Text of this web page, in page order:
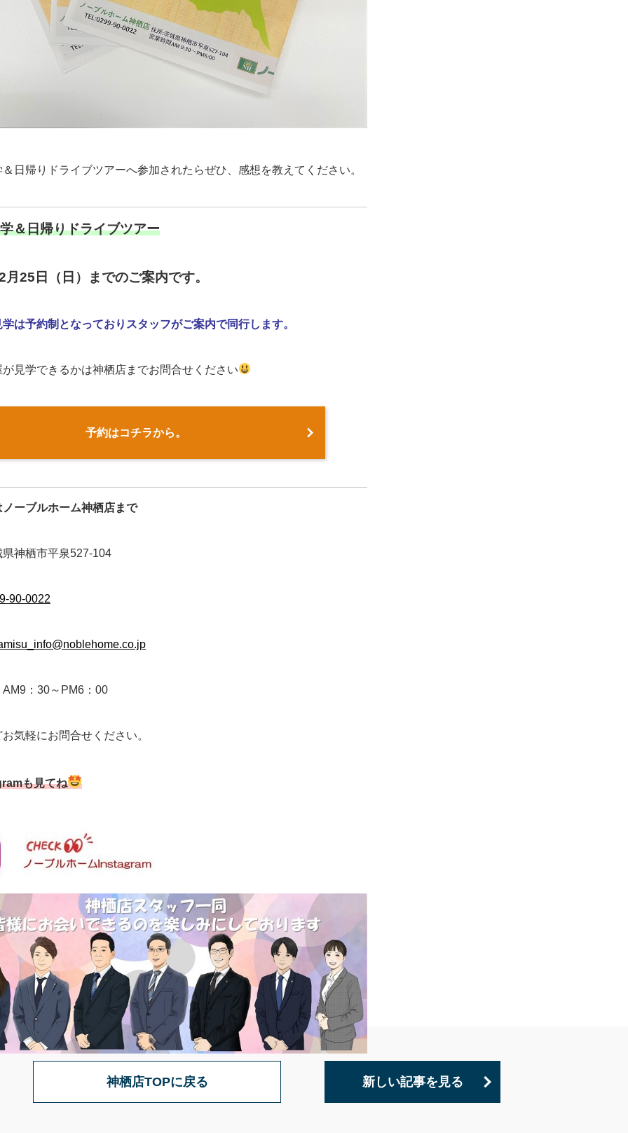
日帰りドライブツアーへ参加されたらぜひ、感想を教えてください。
＆日帰りドライブツアー
25日（日）までのご案内です。
は予約制となっておりスタッフがご案内で同行します。
見学できるかは神栖店までお問合せください
予約はコチラから。
ーブルホーム神栖店まで
神栖市平泉527-104
90-0022
：30～PM6：00
気軽にお問合せください。
も見てね
新しい記事を見る
神栖店TOPに戻る